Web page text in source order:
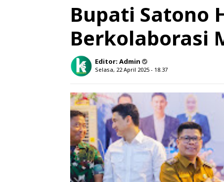
Bupati Satono
Berkolaborasi
Editor: Admin
Selasa, 22 April 2025 - 18.37